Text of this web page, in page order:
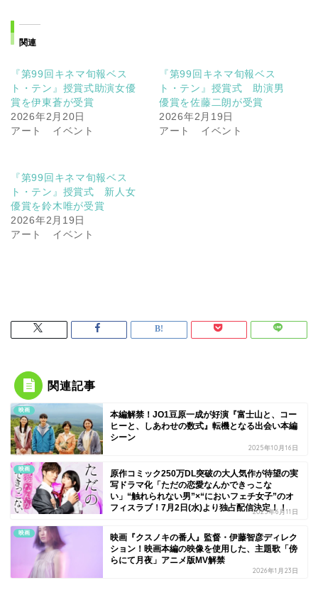
関連
『第99回キネマ旬報ベス
ト・テン』授賞式助演女優
賞を伊東蒼が受賞
2026年2月20日
アート イベント
『第99回キネマ旬報ベス
ト・テン』授賞式 助演男
優賞を佐藤二朗が受賞
2026年2月19日
アート イベント
『第99回キネマ旬報ベス
ト・テン』授賞式 新人女
優賞を鈴木唯が受賞
2026年2月19日
アート イベント
関連記事
映画
本編解禁！JO1豆原一成が好演『富士山と、コー
ヒーと、しあわせの数式』転機となる出会い本編
シーン
2025年10月16日
映画
原作コミック250万DL突破の大人気作が待望の実
写ドラマ化「ただの恋愛なんかできっこな
い」“触れられない男”×“においフェチ女子”のオ
フィスラブ！7月2日(水)より独占配信決定！！
2025年6月11日
映画
映画『クスノキの番人』監督・伊藤智彦ディレク
ション！映画本編の映像を使用した、主題歌「傍
らにて月夜」アニメ版MV解禁
2026年1月23日